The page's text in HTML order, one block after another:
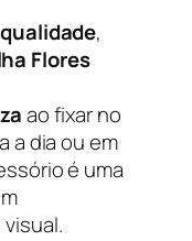
,
Flores
ao fixar no
a dia ou em
é uma